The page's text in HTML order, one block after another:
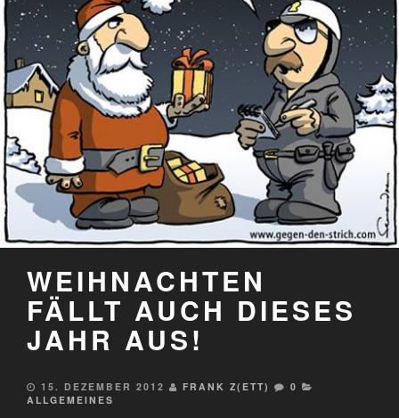
WEIHNACHTEN
FÄLLT AUCH DIESES
JAHR AUS!
15. DEZEMBER 2012 FRANK Z(ETT)
0
ALLGEMEINES